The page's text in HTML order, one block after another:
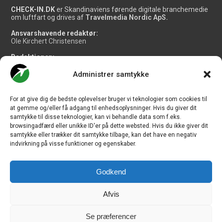
Administrer samtykke
For at give dig de bedste oplevelser bruger vi teknologier som cookies til
at gemme og/eller få adgang til enhedsoplysninger. Hvis du giver dit
samtykke til disse teknologier, kan vi behandle data som f.eks.
browsingadfærd eller unikke ID'er på dette websted. Hvis du ikke giver dit
samtykke eller trækker dit samtykke tilbage, kan det have en negativ
indvirkning på visse funktioner og egenskaber.
Godkend
Afvis
Se præferencer
CHECK-IN.DK er Skandinaviens førende digitale branchemedie
om luftfart og drives af Travelmedia Nordic ApS.
Ansvarshavende redaktør:
Ole Kirchert Christensen
Redaktionen:
Christian Granhøj Skouboe
Henrik Baumgarten
Danny Longhi Andreasen
Salg og jobannoncer:
salg@travelmedianordic.com
Vi tager ansvar for indholdet og er tilmeldt